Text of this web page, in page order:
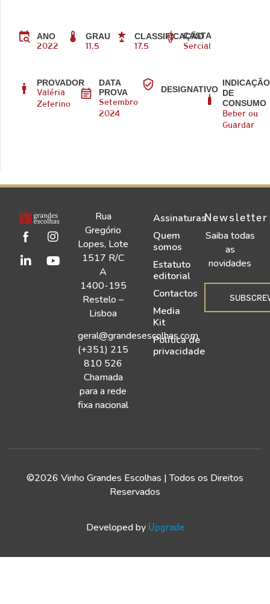
ANO
2022
GRAU
11.5
CLASSIFICAÇÃO
17.5
CASTA
Sercial
PROVADOR
Valéria
Zeferino
DATA
PROVA
Setembro
2024
DESIGNATIVO
INDICAÇÃO
DE
CONSUMO
Beber ou
Guardar
Rua
Gregório
Lopes, Lote
1517 R/C
A
1400-195
Restelo –
Lisboa
geral@grandesescolhas.com
(+351) 215
810 526
Chamada
para a rede
fixa nacional
Assinaturas
Quem
somos
Estatuto
editorial
Contactos
Media
Kit
Política de
privacidade
Newsletter
Saiba todas
as
novidades
©2026 Vinho Grandes Escolhas | Todos os Direitos
Reservados
Developed by Upgrade